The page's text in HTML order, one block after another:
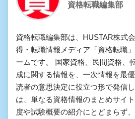
資格転職編集部
資格転職編集部は、HUSTAR株式
得・転職情報メディア「資格転職
ームです。 国家資格、民間資格、
成に関する情報を、一次情報を最
読者の意思決定に役立つ形で発信
は、単なる資格情報のまとめサイ
度や試験概要の紹介にとどまらず